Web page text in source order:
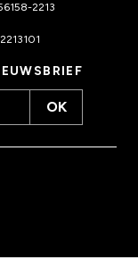
2213
OK